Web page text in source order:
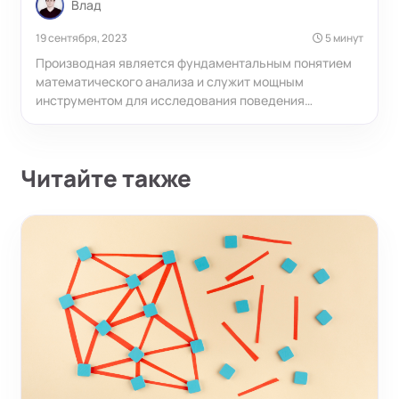
Влад
19 сентября, 2023 5 минут
Производная является фундаментальным понятием
математического анализа и служит мощным
инструментом для исследования поведения
уметь пользоваться правилами дифференцирования
для более сложных случаев.
Читайте также